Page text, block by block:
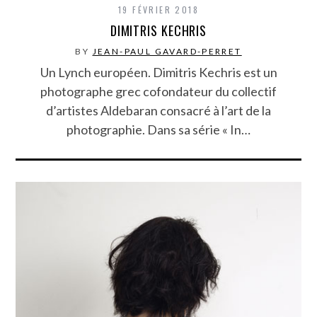
19 FÉVRIER 2018
DIMITRIS KECHRIS
BY JEAN-PAUL GAVARD-PERRET
Un Lynch européen. Dimitris Kechris est un
photographe grec cofondateur du collectif
d’artistes Aldebaran consacré à l’art de la
photographie. Dans sa série « In…